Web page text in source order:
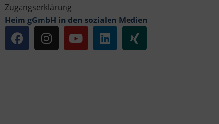
Zugangserklärung
Heim gGmbH in den sozialen Medien